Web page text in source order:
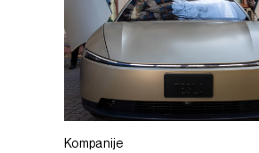
Kompanije